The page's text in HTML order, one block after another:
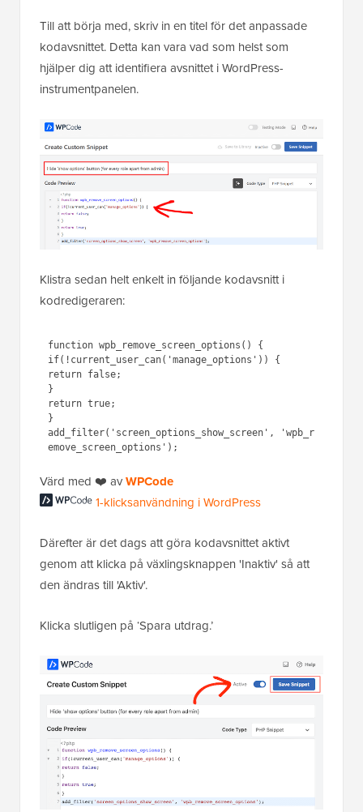
Till att börja med, skriv in en titel för det anpassade
kodavsnittet. Detta kan vara vad som helst som
hjälper dig att identifiera avsnittet i WordPress-
instrumentpanelen.
Klistra sedan helt enkelt in följande kodavsnitt i
kodredigeraren:
function wpb_remove_screen_options() {
if(!current_user_can('manage_options')) {
return false;
}
return true;
}
add_filter('screen_options_show_screen', 'wpb_r
Värd med ❤️ avWPCode
1-klicksanvändning i WordPress
Därefter är det dags att göra kodavsnittet aktivt
genom att klicka på växlingsknappen 'Inaktiv' så att
den ändras till 'Aktiv'.
Klicka slutligen på ‘Spara utdrag.’